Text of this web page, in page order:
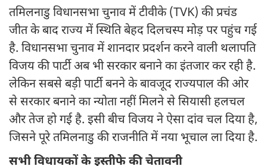
तमिलनाडु विधानसभा चुनाव में टीवीके (TVK) की प्रचंड
जीत के बाद राज्य में स्थिति बेहद दिलचस्प मोड़ पर पहुंच गई
है. विधानसभा चुनाव में शानदार प्रदर्शन करने वाली थलापति
विजय की पार्टी अब भी सरकार बनाने का इंतजार कर रही है.
लेकिन सबसे बड़ी पार्टी बनने के बावजूद राज्यपाल की ओर
से सरकार बनाने का न्योता नहीं मिलने से सियासी हलचल
और तेज हो गई है. इसी बीच विजय ने ऐसा दांव चल दिया है,
जिसने पूरे तमिलनाडु की राजनीति में नया भूचाल ला दिया है.
सभी विधायकों के इस्तीफे की चेतावनी